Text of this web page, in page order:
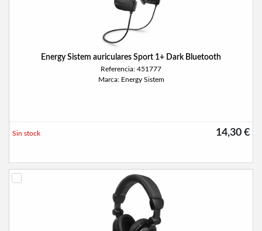
Energy Sistem auriculares Sport 1+ Dark Bluetooth
Referencia: 451777
Marca: Energy Sistem
14,30 €
Sin stock